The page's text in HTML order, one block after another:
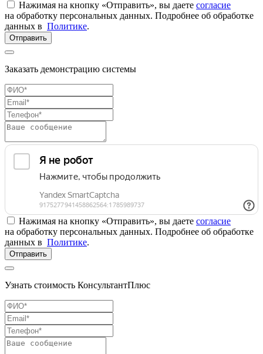
Нажимая на кнопку «Отправить», вы даете согласие
на обработку персональных данных. Подробнее об обработке
данных в Политике.
Отправить
Заказать демонстрацию системы
Нажимая на кнопку «Отправить», вы даете согласие
на обработку персональных данных. Подробнее об обработке
данных в Политике.
Отправить
Узнать стоимость КонсультантПлюс